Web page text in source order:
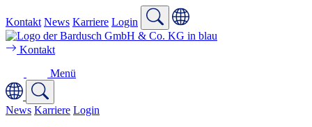
Kontakt News Karriere Login
Kontakt
Menü
News Karriere Login